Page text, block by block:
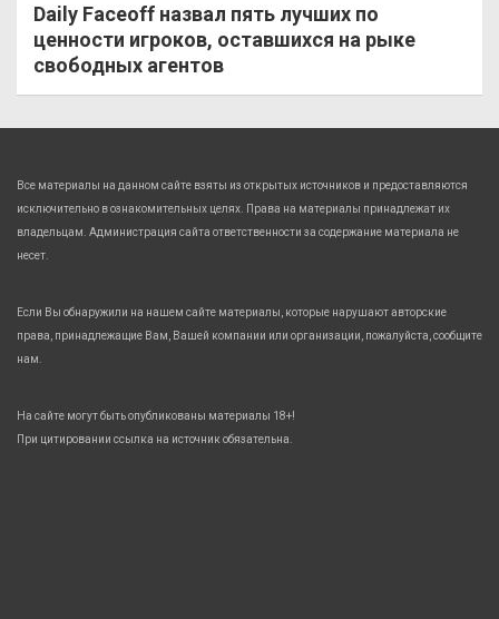
Daily Faceoff назвал пять лучших по
ценности игроков, оставшихся на рыке
свободных агентов
Все материалы на данном сайте взяты из открытых источников и предоставляются
исключительно в ознакомительных целях. Права на материалы принадлежат их
владельцам. Администрация сайта ответственности за содержание материала не
несет.
Если Вы обнаружили на нашем сайте материалы, которые нарушают авторские
права, принадлежащие Вам, Вашей компании или организации, пожалуйста, сообщите
нам.
На сайте могут быть опубликованы материалы 18+!
При цитировании ссылка на источник обязательна.